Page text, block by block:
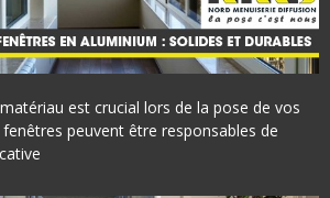
est crucial lors de la pose de vos
peuvent être responsables de